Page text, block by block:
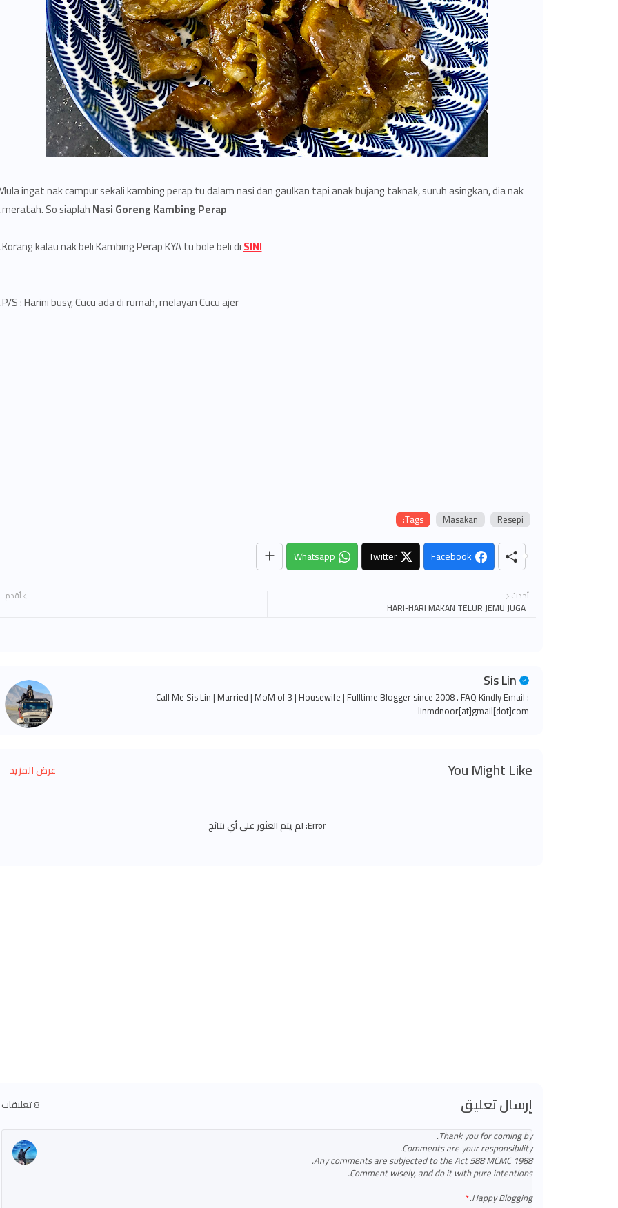
ingat nak campur sekali kambing perap tu dalam nasi dan gaulkan tapi anak bujang taknak, suruh asingkan, dia nak
meratah. So siaplahNasi Goreng Kambing Perap
.
Korang kalau nak beli Kambing Perap KYA tu bole beli diSINI
.
P/S : Harini busy, Cucu ada di rumah, melayan Cucu ajer.
Tags: Masakan Resepi
Facebook
Twitter
Whatsapp
أحدث
HARI-HARI MAKAN TELUR JEMU JUGA
أقدم
Sis Lin
Call Me Sis Lin | Married | MoM of 3 | Housewife | Fulltime Blogger since 2008 . FAQ Kindly Email :
linmdnoor[at]gmail[dot]com
You Might Like عرض المزيد
Error: لم يتم العثور على أي نتائج
إرسال تعليق 8 تعليقات
Thank you for coming by.
Comments are your responsibility.
Any comments are subjected to the Act 588 MCMC 1988.
Comment wisely, and do it with pure intentions.
Happy Blogging.